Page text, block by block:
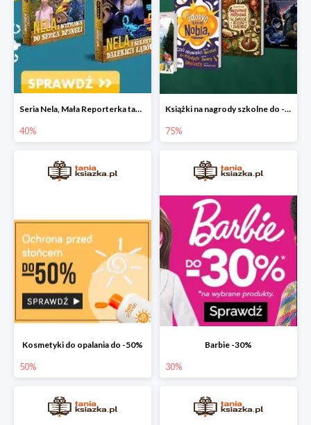
Seria Nela, Mała Reporterka taniej!
40%
Książki na nagrody szkolne do -75%
75%
Kosmetyki do opalania do -50%
50%
Barbie -30%
30%